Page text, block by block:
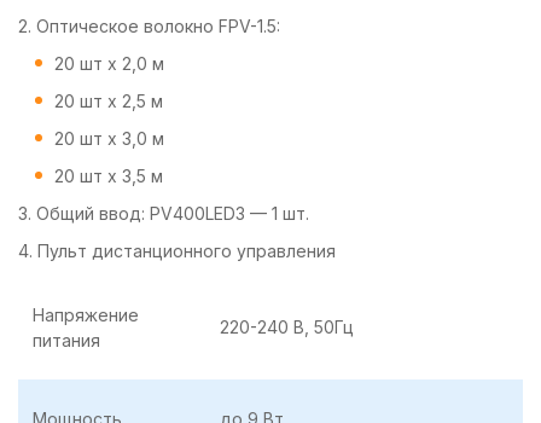
2. Оптическое волокно FPV-1.5:
20 шт х 2,0 м
20 шт х 2,5 м
20 шт х 3,0 м
20 шт х 3,5 м
3. Общий ввод: PV400LED3 — 1 шт.
4. Пульт дистанционного управления
Напряжение
питания
220-240 В, 50Гц
Мощность до 9 Вт